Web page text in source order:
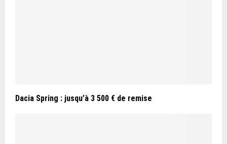
Dacia Spring : jusqu’à 3 500 € de remise